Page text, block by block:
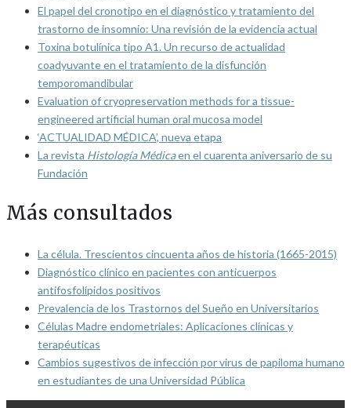
El papel del cronotipo en el diagnóstico y tratamiento del
trastorno de insomnio: Una revisión de la evidencia actual
Toxina botulínica tipo A1. Un recurso de actualidad
coadyuvante en el tratamiento de la disfunción
temporomandibular
Evaluation of cryopreservation methods for a tissue-
engineered artificial human oral mucosa model
‘ACTUALIDAD MÉDICA’, nueva etapa
La revista Histología Médicaen el cuarenta aniversario de su
Fundación
Más consultados
La célula. Trescientos cincuenta años de historia (1665-2015)
Diagnóstico clínico en pacientes con anticuerpos
antifosfolípidos positivos
Prevalencia de los Trastornos del Sueño en Universitarios
Células Madre endometriales: Aplicaciones clínicas y
terapéuticas
Cambios sugestivos de infección por virus de papiloma humano
en estudiantes de una Universidad Pública